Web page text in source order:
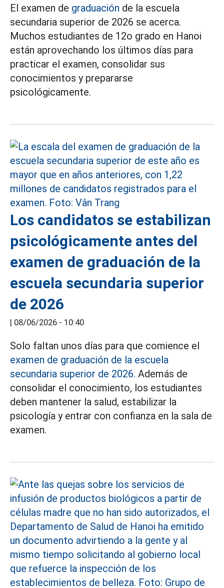
El examen de graduación de la escuela
secundaria superior de 2026 se acerca.
Muchos estudiantes de 12o grado en Hanoi
están aprovechando los últimos días para
practicar el examen, consolidar sus
conocimientos y prepararse
psicológicamente.
Los candidatos se estabilizan
psicológicamente antes del
examen de graduación de la
escuela secundaria superior
de 2026
08/06/2026 - 10:40
Solo faltan unos días para que comience el
examen de graduación de la escuela
secundaria superior de 2026. Además de
consolidar el conocimiento, los estudiantes
deben mantener la salud, estabilizar la
psicología y entrar con confianza en la sala de
examen.